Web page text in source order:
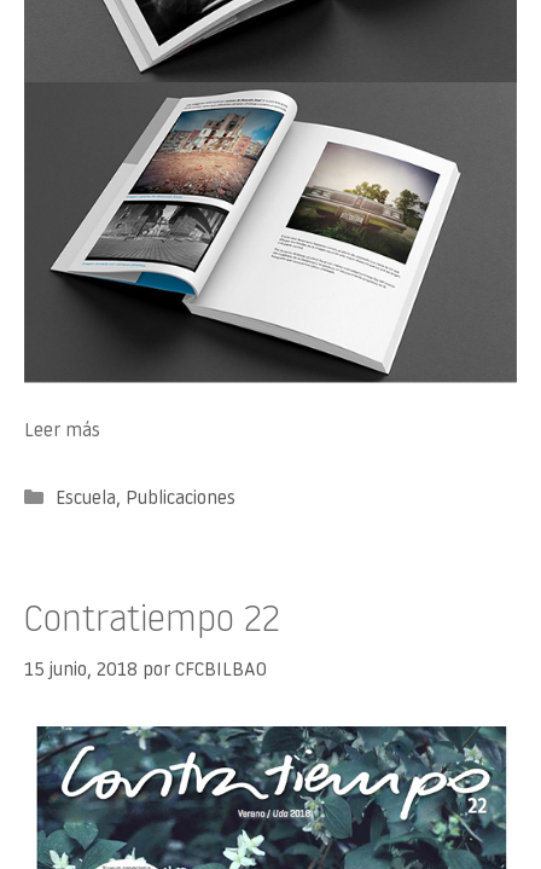
Leer más
Categorías
Escuela, Publicaciones
Contratiempo 22
15 junio, 2018 por CFCBILBAO